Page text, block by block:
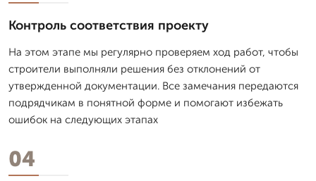
Контроль соответствия проекту
На этом этапе мы регулярно проверяем ход работ, чтобы
строители выполняли решения без отклонений от
утвержденной документации. Все замечания передаются
подрядчикам в понятной форме и помогают избежать
ошибок на следующих этапах
04